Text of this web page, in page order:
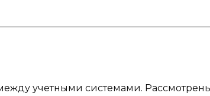
учетными системами.